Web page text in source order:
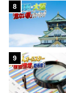
8
9